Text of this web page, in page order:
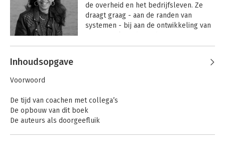
De essentie van
de overheid en het bedrijfsleven. Ze
draagt graag - aan de randen van
systemen - bij aan de ontwikkeling van
maatschappelijke opgaven te
aan het leernetwerk van de NSOB. Ook
buitengewoon raadslid bij de
Onderzoeksraad voor Veiligheid. Bij de
Vrije Universiteit heeft ze het Center for
geleid.
Andere boeken door Yvonne Burger
Inhoudsopgave
Voorwoord
De tijd van coachen met collega’s
De opbouw van dit boek
De auteurs als doorgeefluik